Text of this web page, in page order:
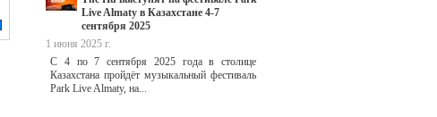
Live Almaty в Казахстане 4-7
сентября 2025
1 июня 2025 г.
С 4 по 7 сентября 2025 года в столице
Казахстана пройдёт музыкальный фестиваль
Park Live Almaty, на...